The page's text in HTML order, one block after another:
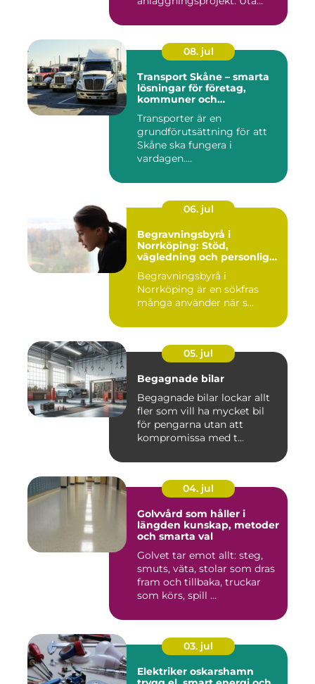
08. jul
Transport Skåne – smarta
lösningar för företag,
kommuner och
Transporter är en
grundförutsättning för att
Skåne ska fungera i
vardagen....
06. jul
Begravningsbyrå i
Norrköping: Stöd,
vägledning och personliga
Begravningsbyrå i
Norrköping är en sökfras
många använder när s...
05. jul
Begagnade bilar
Begagnade bilar lockar allt
fler som vill ha mycket bil
för pengarna utan att
kompromissa med t...
04. jul
Golvvård som håller i
längden kunskap, metoder
och smarta val
Golvet tar emot allt: steg,
smuts, väta, stolar som dras
fram och tillbaka, truckar
som körs, spill ...
03. jul
Elektriker oskarshamn